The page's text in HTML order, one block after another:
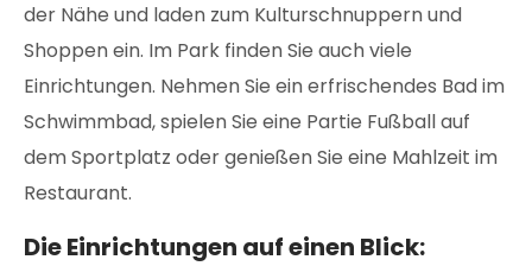
der Nähe und laden zum Kulturschnuppern und
Shoppen ein. Im Park finden Sie auch viele
Einrichtungen. Nehmen Sie ein erfrischendes Bad im
Schwimmbad, spielen Sie eine Partie Fußball auf
dem Sportplatz oder genießen Sie eine Mahlzeit im
Restaurant.
Die Einrichtungen auf einen Blick: